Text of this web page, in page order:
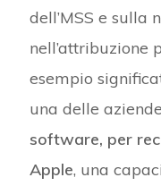
dell’MSS e sulla
nell’attribuzione
esempio
una delle
software, per
Apple, una